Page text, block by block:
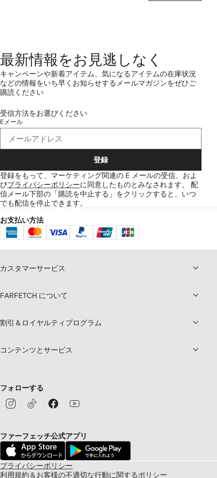
最新情報をお見逃しなく
キャンペーンや新着アイテム、気になるアイテムの在庫状況
などの情報をいち早くお知らせするメールマガジンをぜひご
購読ください
受信方法をお選びください
Eメール
登録
登録をもって、マーケティング関連の E メールの受信、およ
びプライバシーポリシーに同意したものとみなされます。 配
信メール下部の「購読を中止する」をクリックすると、いつ
でも配信を停止できます。
お支払い方法
カスタマーサービス
FARFETCH について
割引＆ロイヤルティプログラム
コンテンツとサービス
フォローする
ファーフェッチ公式アプリ
プライバシーポリシー
利用規約＆お客様の不適切な行動に関するポリシー